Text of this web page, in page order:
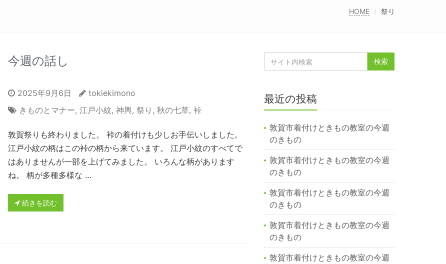
HOME 祭り
今週の話し
2025年9月6日
tokiekimono
きものとマナー, 江戸小紋, 神輿, 祭り , 秋の七草, 裃
敦賀祭りも終わりました。 裃の着付けも少しお手伝いしました。
江戸小紋の柄はこの裃の柄から来ています。 江戸小紋のすべてで
はありませんが一部を上げてみました。 いろんな柄があります
ね。 柄が多種多様な …
続きを読む
最近の投稿
敦賀市着付けときもの教室の今週
のきもの
敦賀市着付けときもの教室の今週
のきもの
敦賀市着付けときもの教室の今週
のきもの
敦賀市着付けときもの教室の今週
のきもの
敦賀市着付けときもの教室の今週